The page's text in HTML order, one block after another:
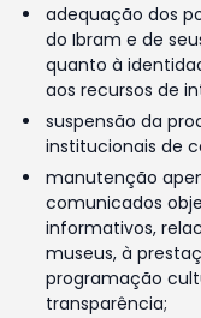
adequação dos
do Ibram e de
quanto à
aos recursos de
suspensão da
institucionais de
manutenção
comunicados
informativos,
museus, à
programação
transparência;